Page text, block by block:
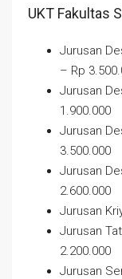
UKT Fakultas
Jurusan
– Rp
Jurusan
1.900.000
Jurusan
3.500.000
Jurusan
2.600.000
Jurusan
Jurusan
2.200.000
Jurusan